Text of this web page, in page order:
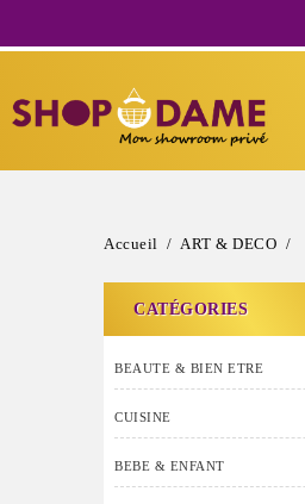
Accueil ART & DECO
CATÉGORIES
BEAUTE & BIEN ETRE
CUISINE
BEBE & ENFANT